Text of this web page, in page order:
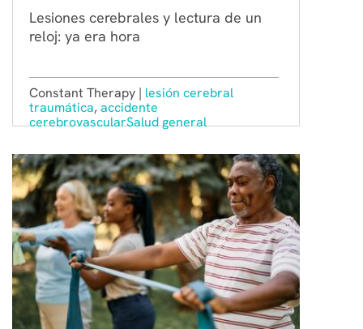
Lesiones cerebrales y lectura de un
reloj: ya era hora
Constant Therapy | lesión cerebral
traumática, accidente
cerebrovascularSalud general